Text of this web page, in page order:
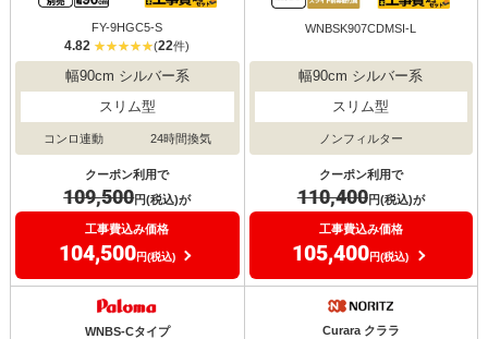
FY-9HGC5-S
4.82 (22件)
幅90cm シルバー系
スリム型
コンロ連動 24時間換気
クーポン利用で
109,500円(税込)が
工事費込み価格
104,500円(税込)
WNBSK907CDMSI-L
幅90cm シルバー系
スリム型
ノンフィルター
クーポン利用で
110,400円(税込)が
工事費込み価格
105,400円(税込)
WNBS-Cタイプ Curara クララ